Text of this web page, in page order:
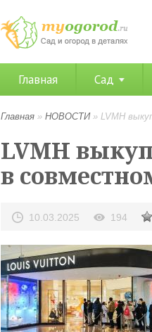
Главная Сад
Главная » НОВОСТИ» LVMH
LVMH
в
10.03.2025 194